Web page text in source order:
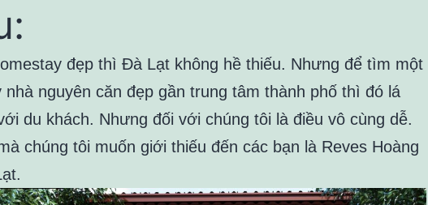
đẹp thì Đà Lạt không hề thiếu. Nhưng để tìm một
nhà nguyên căn đẹp gần trung tâm thành phố thì đó lá
du khách. Nhưng đối với chúng tôi là điều vô cùng dễ.
chúng tôi muốn giới thiếu đến các bạn là Reves Hoàng